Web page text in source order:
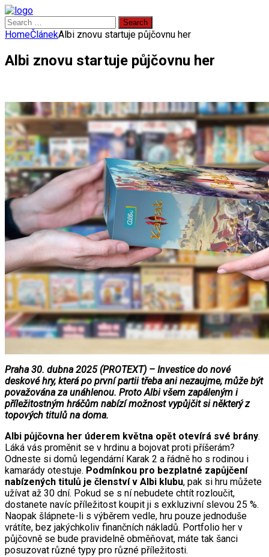
Search
for:
HomeČlánekAlbi znovu startuje půjčovnu her
Albi znovu startuje půjčovnu her
Praha 30. dubna 2025 (PROTEXT) – Investice do nové
deskové hry, která po první partii třeba ani nezaujme, může být
považována za unáhlenou. Proto Albi všem zapáleným i
příležitostným hráčům nabízí možnost vypůjčit si některý z
topových titulů na doma.
Albi půjčovna her úderem května opět otevírá své brány.
Láká vás proměnit se v hrdinu a bojovat proti příšerám?
Odneste si domů legendární Karak 2 a řádně ho s rodinou i
kamarády otestuje. Podmínkou pro bezplatné zapůjčení
nabízených titulů je členství v Albi klubu, pak si hru můžete
užívat až 30 dní. Pokud se s ní nebudete chtít rozloučit,
dostanete navíc příležitost koupit ji s exkluzivní slevou 25 %.
Naopak šlápnete-li s výběrem vedle, hru pouze jednoduše
vrátíte, bez jakýchkoliv finančních nákladů. Portfolio her v
půjčovně se bude pravidelně obměňovat, máte tak šanci
posuzovat různé typy pro různé příležitosti.